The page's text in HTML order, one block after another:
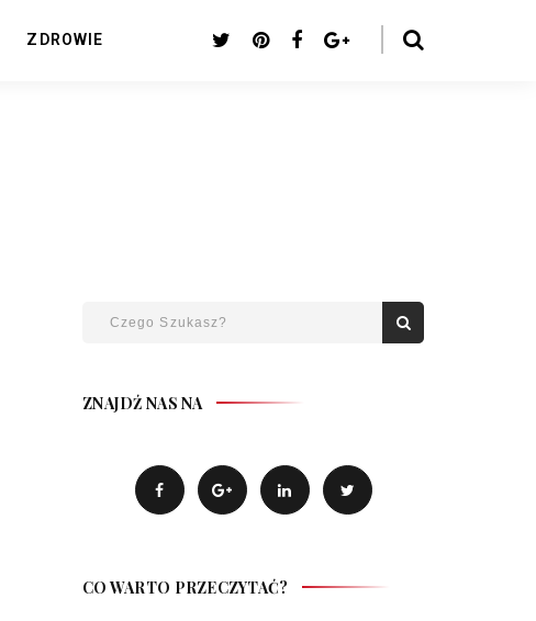
ZDROWIE
ZNAJDŹ NAS NA
CO WARTO PRZECZYTAĆ?